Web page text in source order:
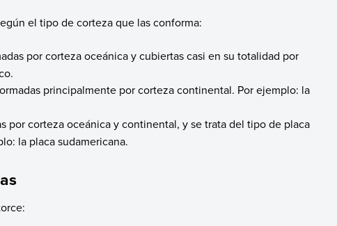
el tipo de corteza que las conforma:
por corteza oceánica y cubiertas casi en su totalidad por
principalmente por corteza continental. Por ejemplo: la
por corteza oceánica y continental, y se trata del tipo de placa
la placa sudamericana.